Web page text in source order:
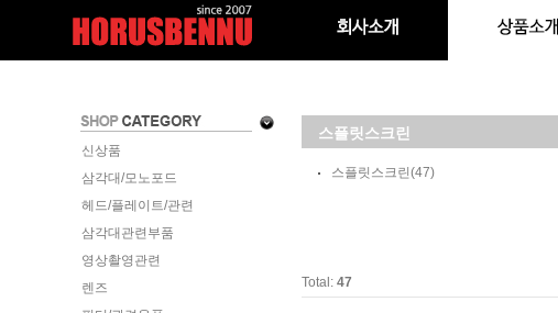
신상품
삼각대/모노포드
헤드/플레이트/관련
삼각대관련부품
영상촬영관련
렌즈
스플릿스크린
스플릿스크린(47)
Total: 47